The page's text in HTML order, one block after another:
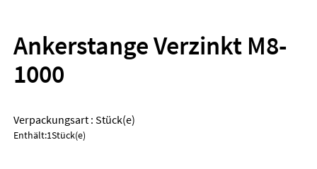
Ankerstange Verzinkt M8-
1000
Verpackungsart : Stück(e)
Enthält:1Stück(e)